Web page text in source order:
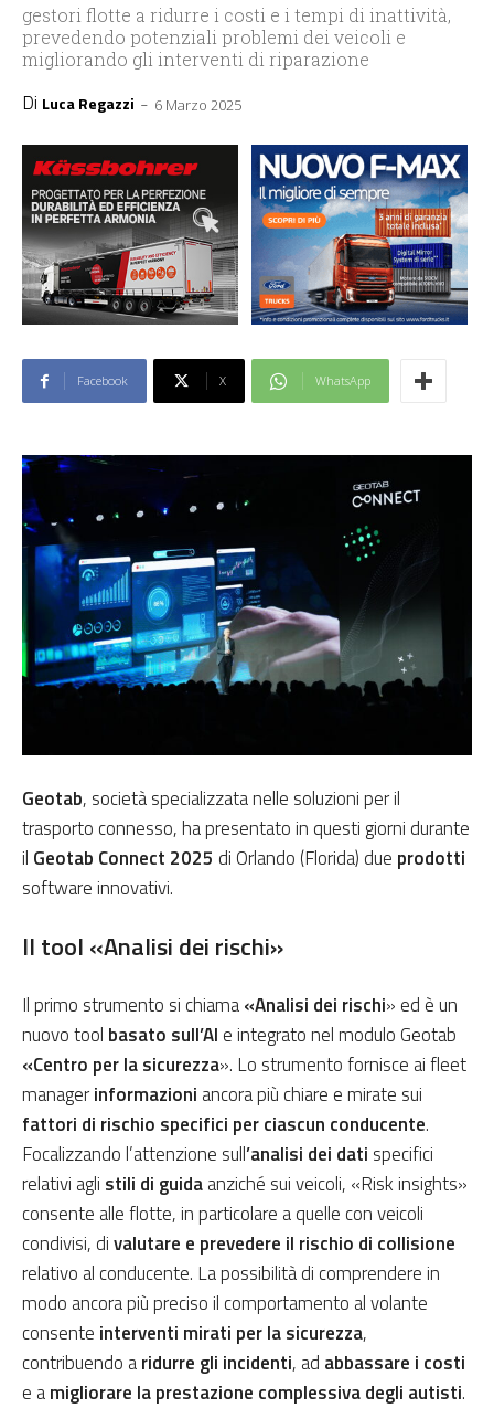
gestori flotte a ridurre i costi e i tempi di inattività,
prevedendo potenziali problemi dei veicoli e
migliorando gli interventi di riparazione
Di Luca Regazzi - 6 Marzo 2025
Facebook X WhatsApp
Geotab, società specializzata nelle soluzioni per il
trasporto connesso, ha presentato in questi giorni durante
il Geotab Connect 2025 di Orlando (Florida) due prodotti
software innovativi.
Il tool «Analisi dei rischi»
Il primo strumento si chiama«Analisi dei rischi» ed è un
nuovo tool basato sull’AI e integrato nel modulo Geotab
«Centro per la sicurezza». Lo strumento fornisce ai fleet
managerinformazioni ancora più chiare e mirate sui
fattori di rischio specifici per ciascun conducente.
Focalizzando l’attenzione sull’analisi dei dati specifici
relativi agli stili di guidaanziché sui veicoli, «Risk insights»
consente alle flotte, in particolare a quelle con veicoli
condivisi, divalutare e prevedere il rischio di collisione
relativo al conducente. La possibilità di comprendere in
modo ancora più preciso il comportamento al volante
consente interventi mirati per la sicurezza,
contribuendo aridurre gli incidenti, ad abbassare i costi
e amigliorare la prestazione complessiva degli autisti.